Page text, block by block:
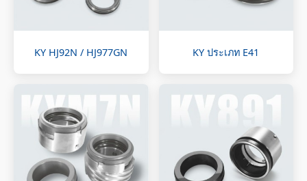
KY HJ92N / HJ977GN KY ประเภท E41